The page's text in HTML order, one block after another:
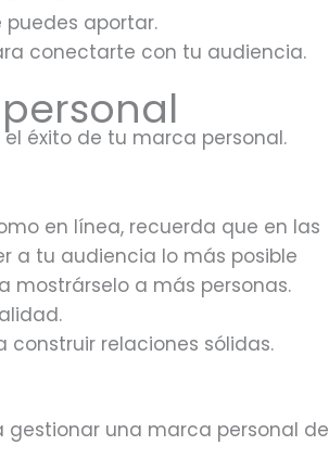
aportar.
conectarte con tu audiencia.
éxito de tu marca personal.
en línea, recuerda que en las
a tu audiencia lo más posible
a más personas.
relaciones sólidas.
una marca personal de